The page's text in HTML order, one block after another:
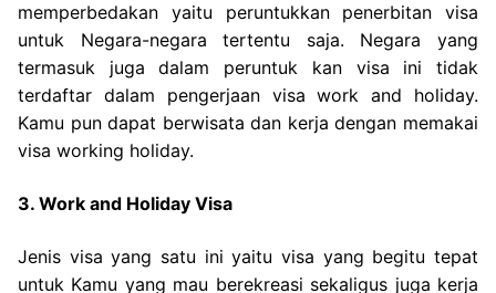
memperbedakan yaitu peruntukkan penerbitan visa
untuk Negara-negara tertentu saja. Negara yang
termasuk juga dalam peruntuk kan visa ini tidak
terdaftar dalam pengerjaan visa work and holiday.
Kamu pun dapat berwisata dan kerja dengan memakai
visa working holiday.
3. Work and Holiday Visa
Jenis visa yang satu ini yaitu visa yang begitu tepat
untuk Kamu yang mau berekreasi sekaligus juga kerja